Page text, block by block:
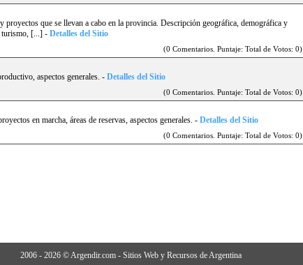
que se llevan a cabo en la provincia. Descripción geográfica, demográfica y
turismo, [...] - Detalles del Sitio
(0 Comentarios. Puntaje: Total de Votos: 0)
aspectos generales. - Detalles del Sitio
(0 Comentarios. Puntaje: Total de Votos: 0)
en marcha, áreas de reservas, aspectos generales. - Detalles del Sitio
(0 Comentarios. Puntaje: Total de Votos: 0)
2006 - 2026 © Argendir.com - Sitios Web y Recursos de Argentina